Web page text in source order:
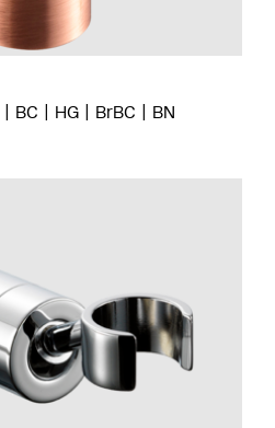
BC HG BrBC BN